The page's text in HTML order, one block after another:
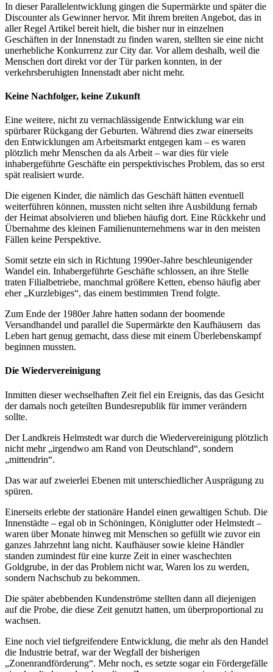
In dieser Parallelentwicklung gingen die Supermärkte und später die
Discounter als Gewinner hervor. Mit ihrem breiten Angebot, das in
aller Regel Artikel bereit hielt, die bisher nur in einzelnen
Geschäften in der Innenstadt zu finden waren, stellten sie eine nicht
unerhebliche Konkurrenz zur City dar. Vor allem deshalb, weil die
Menschen dort direkt vor der Tür parken konnten, in der
verkehrsberuhigten Innenstadt aber nicht mehr.
Keine Nachfolger, keine Zukunft
Eine weitere, nicht zu vernachlässigende Entwicklung war ein
spürbarer Rückgang der Geburten. Während dies zwar einerseits
den Entwicklungen am Arbeitsmarkt entgegen kam – es waren
plötzlich mehr Menschen da als Arbeit – war dies für viele
inhabergeführte Geschäfte ein perspektivisches Problem, das so erst
spät realisiert wurde.
Die eigenen Kinder, die nämlich das Geschäft hätten eventuell
weiterführen können, mussten nicht selten ihre Ausbildung fernab
der Heimat absolvieren und blieben häufig dort. Eine Rückkehr und
Übernahme des kleinen Familienunternehmens war in den meisten
Fällen keine Perspektive.
Somit setzte ein sich in Richtung 1990er-Jahre beschleunigender
Wandel ein. Inhabergeführte Geschäfte schlossen, an ihre Stelle
traten Filialbetriebe, manchmal größere Ketten, ebenso häufig aber
eher „Kurzlebiges“, das einem bestimmten Trend folgte.
Zum Ende der 1980er Jahre hatten sodann der boomende
Versandhandel und parallel die Supermärkte den Kaufhäusern das
Leben hart genug gemacht, dass diese mit einem Überlebenskampf
beginnen mussten.
Die Wiedervereinigung
Inmitten dieser wechselhaften Zeit fiel ein Ereignis, das das Gesicht
der damals noch geteilten Bundesrepublik für immer verändern
sollte.
Der Landkreis Helmstedt war durch die Wiedervereinigung plötzlich
nicht mehr „irgendwo am Rand von Deutschland“, sondern
„mittendrin“.
Das war auf zweierlei Ebenen mit unterschiedlicher Ausprägung zu
spüren.
Einerseits erlebte der stationäre Handel einen gewaltigen Schub. Die
Innenstädte – egal ob in Schöningen, Königlutter oder Helmstedt –
waren über Monate hinweg mit Menschen so gefüllt wie zuvor ein
ganzes Jahrzehnt lang nicht. Kaufhäuser sowie kleine Händler
standen zumindest für eine kurze Zeit in einer waschechten
Goldgrube, in der das Problem nicht war, Waren los zu werden,
sondern Nachschub zu bekommen.
Die später abebbenden Kundenströme stellten dann all diejenigen
auf die Probe, die diese Zeit genutzt hatten, um überproportional zu
wachsen.
Eine noch viel tiefgreifendere Entwicklung, die mehr als den Handel
die Industrie betraf, war der Wegfall der bisherigen
„Zonenrandförderung“. Mehr noch, es setzte sogar ein Fördergefälle